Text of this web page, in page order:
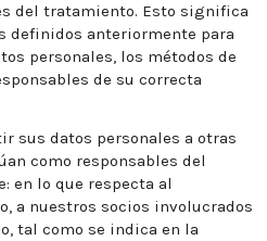
del tratamiento. Esto significa
definidos anteriormente para
personales, los métodos de
de su correcta
sus datos personales a otras
como responsables del
en lo que respecta al
a nuestros socios involucrados
tal como se indica en la